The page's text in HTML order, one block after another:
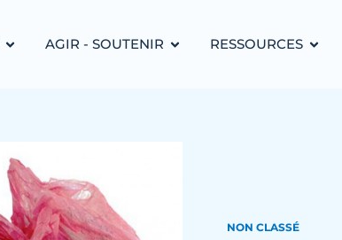
AGIR - SOUTENIR RESSOURCES
NON CLASSÉ